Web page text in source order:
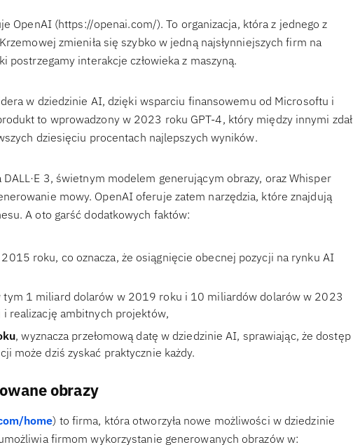
OpenAI (https://openai.com/). To organizacja, która z jednego z
zmieniła się szybko w jedną najsłynniejszych firm na
postrzegamy interakcje człowieka z maszyną.
w dziedzinie AI, dzięki wsparciu finansowemu od Microsoftu i
to wprowadzony w 2023 roku GPT-4, który między innymi zdał
dziesięciu procentach najlepszych wyników.
DALL·E 3, świetnym modelem generującym obrazy, oraz Whisper
mowy. OpenAI oferuje zatem narzędzia, które znajdują
A oto garść dodatkowych faktów:
2015 roku, co oznacza, że osiągnięcie obecnej pozycji na rynku AI
tym 1 miliard dolarów w 2019 roku i 10 miliardów dolarów w 2023
realizację ambitnych projektów,
, wyznacza przełomową datę w dziedzinie AI, sprawiając, że dostęp
może dziś zyskać praktycznie każdy.
obrazy
home) to firma, która otworzyła nowe możliwości w dziedzinie
firmom wykorzystanie generowanych obrazów w: